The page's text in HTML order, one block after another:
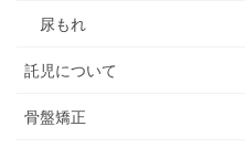
尿もれ
託児について
骨盤矯正